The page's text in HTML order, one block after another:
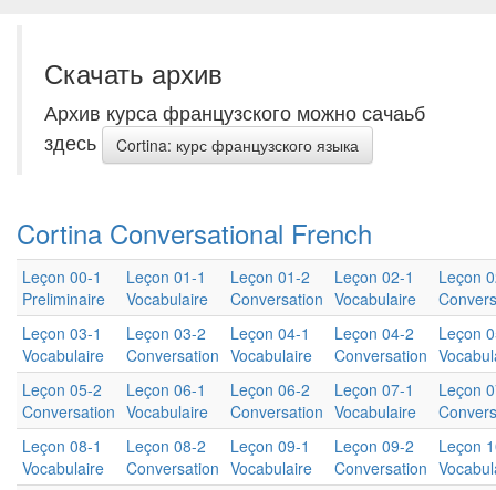
Скачать aрхив
Архив курса французского можно сачаьб
здесь
Cortina: курс французского языка
Cortina Conversational French
Leçon 00-1
Preliminaire
Leçon 01-1
Vocabulaire
Leçon 01-2
Conversation
Leçon 02-1
Vocabulaire
Leçon
Leçon 03-1
Vocabulaire
Leçon 03-2
Conversation
Leçon 04-1
Vocabulaire
Leçon 04-2
Conversation
Leçon
Leçon 05-2
Conversation
Leçon 06-1
Vocabulaire
Leçon 06-2
Conversation
Leçon 07-1
Vocabulaire
Leçon
Leçon 08-1
Vocabulaire
Leçon 08-2
Conversation
Leçon 09-1
Vocabulaire
Leçon 09-2
Conversation
Leçon